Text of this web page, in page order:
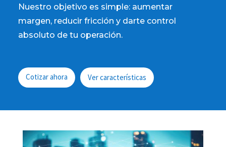
Nuestro objetivo es simple: aumentar
margen, reducir fricción y darte control
absoluto de tu operación.
Cotizar ahora Ver características